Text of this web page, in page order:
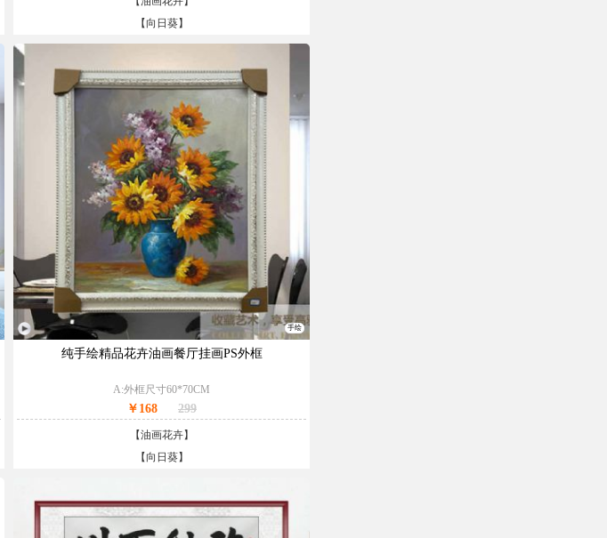
【向日葵】
手绘
纯手绘精品花卉油画餐厅挂画PS外框
A:外框尺寸60*70CM
￥168 299
【油画花卉】
【向日葵】